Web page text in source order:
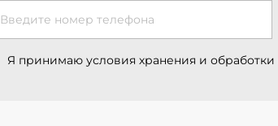
Введите номер телефона
Я принимаю условия хранения и обработки